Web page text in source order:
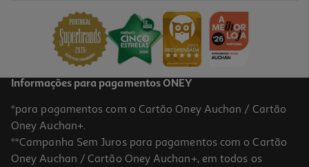
Price reduced from
Informações para pagamentos ONEY
*para pagamentos com o Cartão Oney Auchan / Cartão
Oney Auchan+.
**Campanha Sem Juros para pagamentos com o Cartão
Oney Auchan / Cartão Oney Auchan+, em todos os